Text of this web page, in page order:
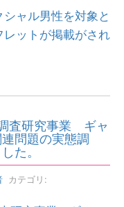
ャル男性を対象と
ットが掲載がされ
査研究事業 ギャ
問題の実態調
た。
カテゴリ: